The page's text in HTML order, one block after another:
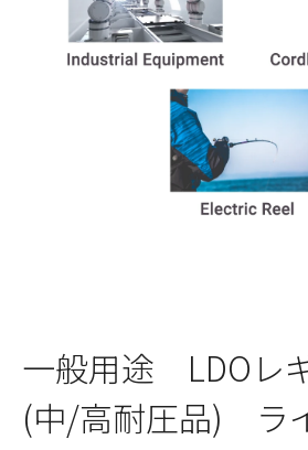
一般用途 LDOレ
(中/高耐圧品) ラ